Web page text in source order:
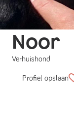
Noor
Verhuishond
Profiel opslaan